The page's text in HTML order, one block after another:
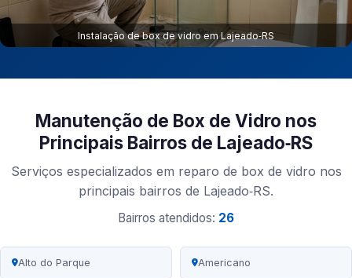
Instalação de box de vidro em Lajeado‑RS
Manutenção de Box de Vidro nos
Principais Bairros de Lajeado‑RS
Serviços especializados em reparo de box de vidro nos
principais bairros de Lajeado‑RS.
Bairros atendidos: 26
Alto do Parque Americano